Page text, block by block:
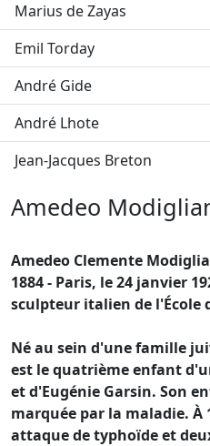
Marius de Zayas
Emil Torday
André Gide
André Lhote
Jean-Jacques Breton
Amedeo
Amedeo Clemente
1884 - Paris, le 24 janvier
sculpteur italien de l'École
Né au sein d'une famille
est le quatrième enfant
et d'Eugénie Garsin. Son
marquée par la maladie. À
attaque de typhoïde et